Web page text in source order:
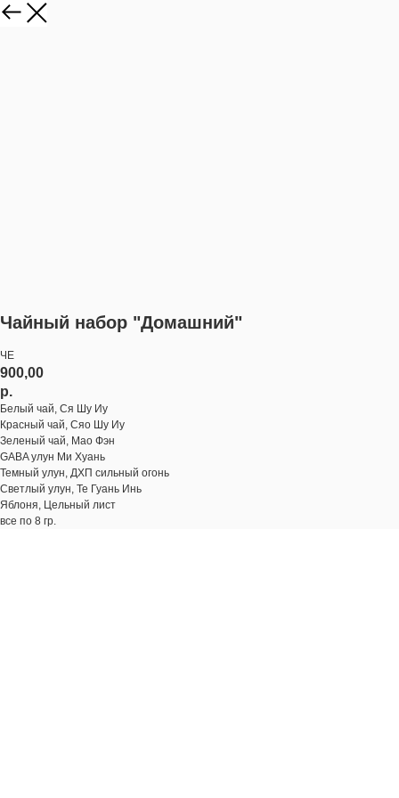
Чайный набор "Домашний"
ЧЕ
900,00
р.
Белый чай, Ся Шу Иу
Красный чай, Сяо Шу Иу
Зеленый чай, Мао Фэн
GABA улун Ми Хуань
Темный улун, ДХП сильный огонь
Светлый улун, Те Гуань Инь
Яблоня, Цельный лист
все по 8 гр.